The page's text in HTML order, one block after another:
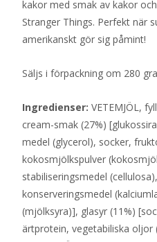
kakor med smak av kakor
Stranger Things. Perfekt när
amerikanskt gör sig påmint!
Säljs i förpackning om 280
Ingredienser: VETEMJÖL,
cream-smak (27%)
medel (glycerol), socker,
kokosmjölkspulver
stabiliseringsmedel
konserveringsmedel
(mjölksyra)], glasyr (11%)
ärtprotein, vegetabiliska oljor